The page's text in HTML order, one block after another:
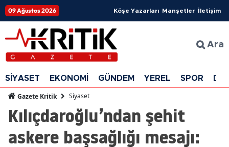
09 Ağustos 2026 Köşe Yazarları Manşetler İletişim
Ara
SİYASET EKONOMİ GÜNDEM YEREL SPOR
Gazete Kritik Siyaset
Kılıçdaroğlu’ndan şehit
askere başsağlığı mesajı: